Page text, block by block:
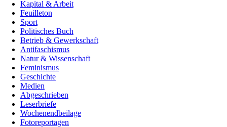
Kapital & Arbeit
Feuilleton
Sport
Politisches Buch
Betrieb & Gewerkschaft
Antifaschismus
Natur & Wissenschaft
Feminismus
Geschichte
Medien
Abgeschrieben
Leserbriefe
Wochenendbeilage
Fotoreportagen